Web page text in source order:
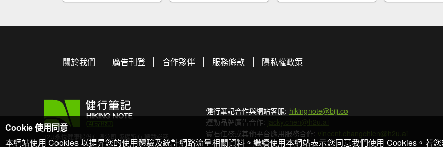
關於我們 廣告刊登 合作夥伴 服務條款 隱私權政策
H2U永悅健康股份有限公司 版權所有 轉載必究
健行筆記合作與網站客服: hikingnote@biji.co
運動品牌廣告合作: jacky.chen@h2u.ai
寶石任務或其他平台應用服務合作: vincent.changchien@h2u.ai
Cookie 使用同意
本網站使用 Cookies 以提昇您的使用體驗及統計網路流量相關資料。繼續使用本網站表示您同意我們使用 Cookies。若